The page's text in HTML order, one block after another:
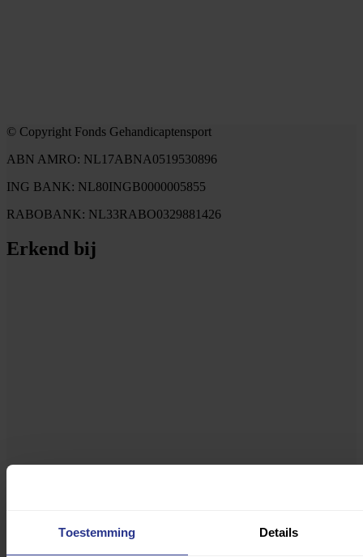
Toestemming Details
© Copyright Fonds Gehandicaptensport
ABN AMRO: NL17ABNA0519530896
ING BANK: NL80INGB0000005855
RABOBANK: NL33RABO0329881426
Erkend bij